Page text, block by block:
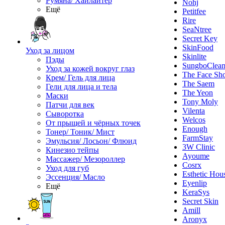
Ещё
Уход за лицом
Пэды
Уход за кожей вокруг глаз
Крем/ Гель для лица
Гели для лица и тела
Маски
Патчи для век
Сыворотка
От прыщей и чёрных точек
Тонер/ Тоник/ Мист
Эмульсия/ Лосьон/ Флюид
Кинезио тейпы
Массажер/ Мезороллер
Уход для губ
Эссенция/ Масло
Ещё
Nohj
Petitfee
Rire
SeaNtree
Secret Key
SkinFood
Skinlite
The Face
The Saem
The Yeon
Tony Moly
Vilenta
Welcos
Enough
FarmStay
3W Clinic
Ayoume
Cosrx
Esthetic
Eyenlip
KeraSys
Secret Skin
Amill
Aronyx